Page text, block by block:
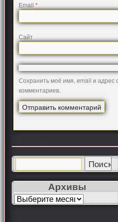
Email*
Сайт
Сохранить моё имя, email и адрес
комментариев.
Архивы